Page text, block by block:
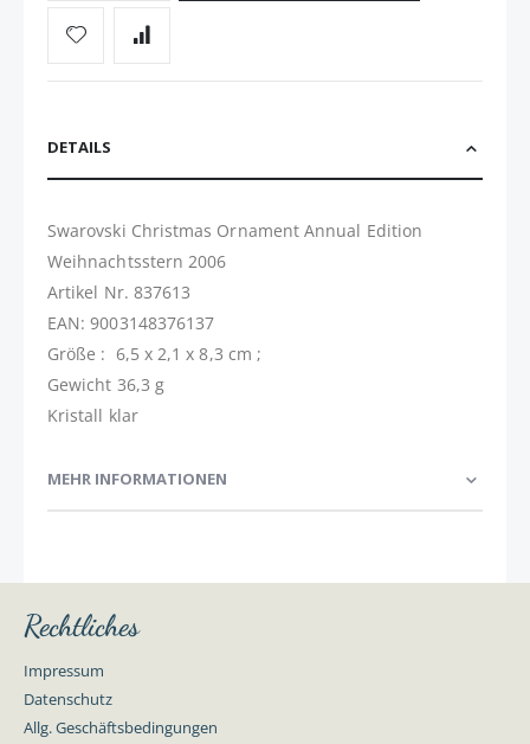
DETAILS
Swarovski Christmas Ornament Annual Edition
Weihnachtsstern 2006
Artikel Nr. 837613
EAN: 9003148376137
Größe : 6,5 x 2,1 x 8,3 cm ;
Gewicht 36,3 g
Kristall klar
MEHR INFORMATIONEN
Rechtliches
Impressum
Datenschutz
Allg. Geschäftsbedingungen